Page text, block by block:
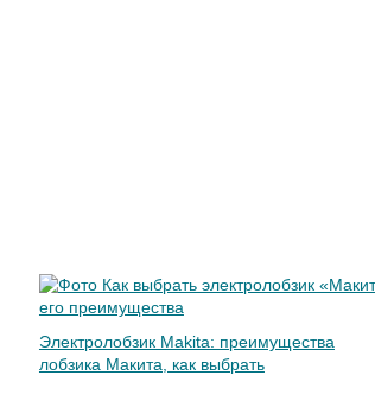
Электролобзик Makita: преимущества
лобзика Макита, как выбрать